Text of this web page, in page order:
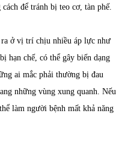
để tránh bị teo cơ, tàn phế.
ở vị trí chịu nhiều áp lực như
hạn chế, có thể gây biến dạng
ai mắc phải thường bị đau
những vùng xung quanh. Nếu
làm người bệnh mất khả năng